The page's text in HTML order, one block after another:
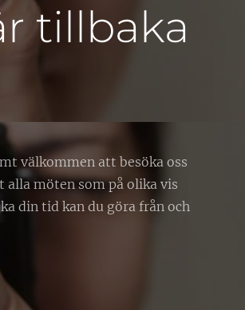
tillbaka
välkommen att besöka oss
alla möten som på olika vis
din tid kan du göra från och